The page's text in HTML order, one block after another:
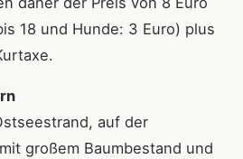
18 und Hunde: 3 Euro) plus
auf der
großem Baumbestand und